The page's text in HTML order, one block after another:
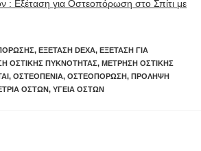
: Εξέταση για Οστεοπόρωση στο Σπίτι με
, ΕΞΈΤΑΣΗ DEXA, ΕΞΈΤΑΣΗ ΓΙΑ
ΟΣΤΙΚΉΣ ΠΥΚΝΌΤΗΤΑΣ, ΜΈΤΡΗΣΗ ΟΣΤΙΚΉΣ
, ΟΣΤΕΟΠΕΝΊΑ, ΟΣΤΕΟΠΌΡΩΣΗ, ΠΡΌΛΗΨΗ
ΟΣΤΏΝ, ΥΓΕΊΑ ΟΣΤΏΝ